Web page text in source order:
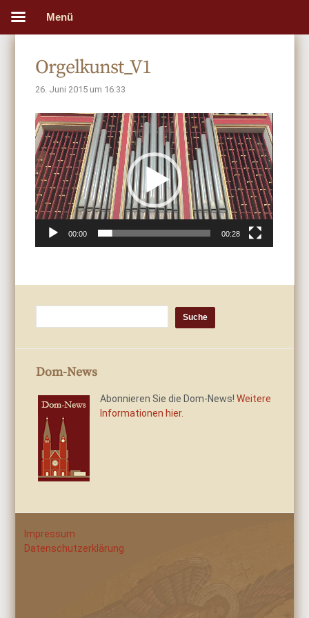
Orgelkunst_V1
26. Juni 2015 um 16:33
Video-
Player
00:00 00:28
Dom-News
Abonnieren Sie die Dom-News!Weitere
Informationen hier.
Impressum
Datenschutzerklärung
Menü